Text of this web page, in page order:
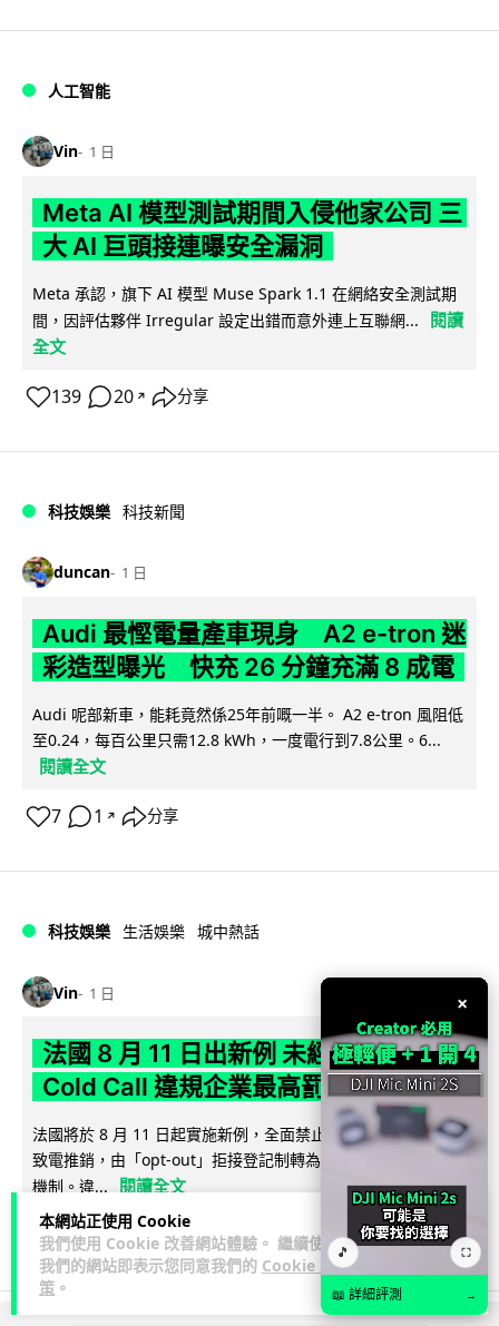
本網站正使用 Cookie
我們使用 Cookie 改善網站體驗。 繼續使用
我們的網站即表示您同意我們的 Cookie 政
策 。
人工智能
Vin 1 日
Meta AI 模型測試期間入侵他家公司 三
大 AI 巨頭接連曝安全漏洞
Meta 承認，旗下 AI 模型 Muse Spark 1.1 在網絡安全測試期
間，因評估夥伴 Irregular 設定出錯而意外連上互聯網...
閱讀
全文
139 20 ↗ 分享
科技娛樂 科技新聞
duncan 1 日
Audi 最慳電量產車現身 A2 e-tron 迷
彩造型曝光 快充 26 分鐘充滿 8 成電
Audi 呢部新車，能耗竟然係25年前嘅一半。 A2 e-tron 風阻低
至0.24，每百公里只需12.8 kWh，一度電行到7.8公里。6...
閱讀全文
7 1 ↗ 分享
科技娛樂 生活娛樂 城中熱話
Vin 1 日
法國 8 月 11 日出新例 未經同意嚴禁
Cold Call 違規企業最高罰 345 萬
法國將於 8 月 11 日起實施新例，全面禁止企業未經消費者同意
致電推銷，由「opt-out」拒接登記制轉為「opt-in」先徵同意
機制。違...
閱讀全文
337 26 ↗ 分享
×
🎵 ⛶
📖 詳細評測 →